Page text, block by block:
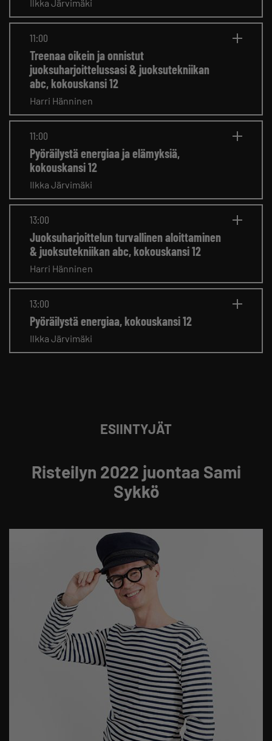
Ilkka Järvimäki
11:00
Treenaa oikein ja onnistut
juoksuharjoittelussasi & juoksutekniikan
abc, kokouskansi 12
Harri Hänninen
11:00
Pyöräilystä energiaa ja elämyksiä,
kokouskansi 12
Ilkka Järvimäki
13:00
Juoksuharjoittelun turvallinen aloittaminen
& juoksutekniikan abc, kokouskansi 12
Harri Hänninen
13:00
Pyöräilystä energiaa, kokouskansi 12
Ilkka Järvimäki
ESIINTYJÄT
Risteilyn 2022 juontaa Sami
Sykkö